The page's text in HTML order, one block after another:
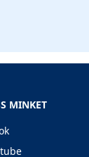
MINKET